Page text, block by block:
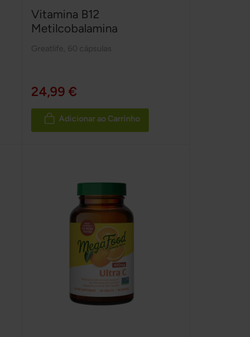
Vitamina B12
Metilcobalamina
Greatlife 60 cápsulas
24,99 €
Adicionar ao Carrinho